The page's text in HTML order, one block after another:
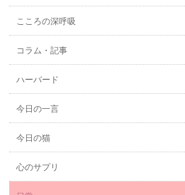
こころの深呼吸
コラム・記事
ハーバード
今日の一言
今日の猫
心のサプリ